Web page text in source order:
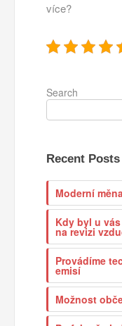
více?
Search
Recent Posts
Moderní
Kdy byl u
na revizi
Provádíme
emisí
Možnost